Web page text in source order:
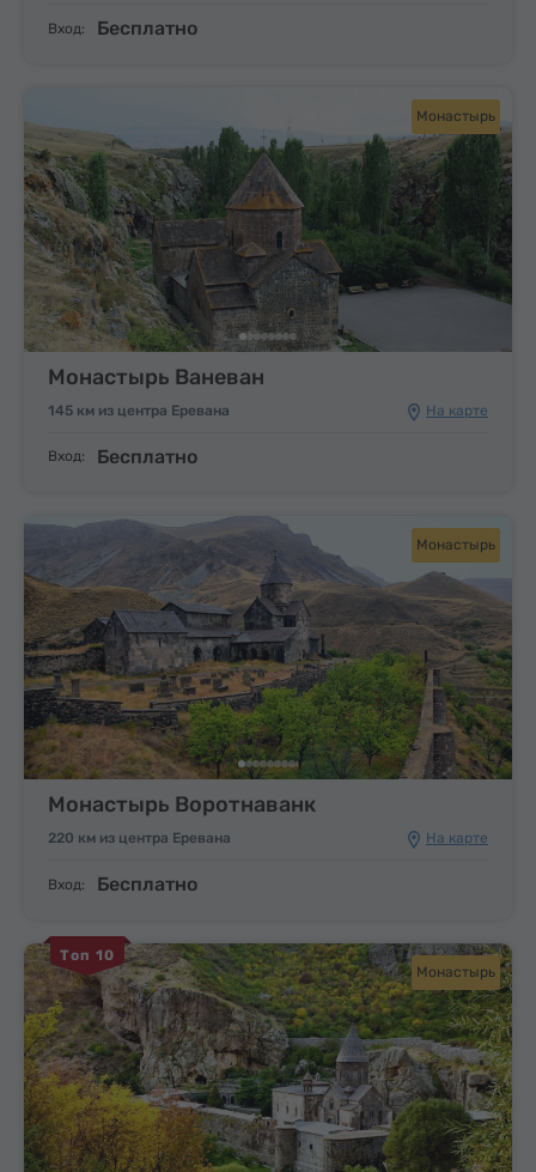
Вход: Бесплатно
Монастырь
На карте
145 км из центра Еревана
Монастырь Ваневан
Вход: Бесплатно
Монастырь
На карте
220 км из центра Еревана
Монастырь Воротнаванк
Вход: Бесплатно
Топ 10
Монастырь